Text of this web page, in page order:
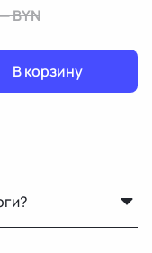
—BYN
В корзину